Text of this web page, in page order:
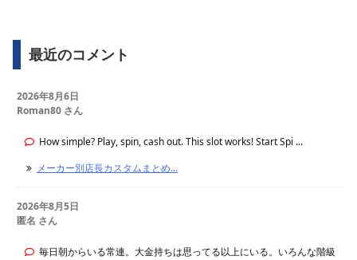
最近のコメント
2026年8月6日
Roman80 さん
How simple? Play, spin, cash out. This slot works! Start Spi ...
メーカー別店長カスタムまとめ...
2026年8月5日
匿名 さん
毎日朝からいる常連。大金持ちは思ってる以上にいる。いろんな階級